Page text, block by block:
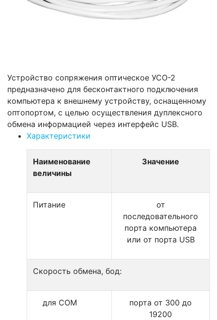
Устройство сопряжения оптическое УСО-2
предназначено для бесконтактного подключения
компьютера к внешнему устройству, оснащенному
оптопортом, с целью осуществления дуплексного
обмена информацией через интерфейс USB.
Характеристики
Наименование
величины
Значение
Питание
от
последовательного
порта компьютера
или от порта USB
Скорость обмена, бод:
для COM
порта от 300 до
19200